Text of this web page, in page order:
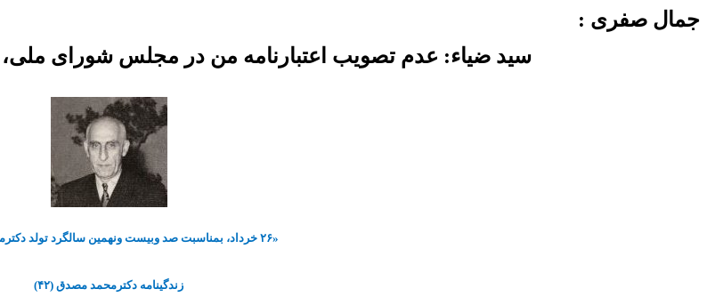
جمال صفری :
سید ضیاء: عدم تصویب اعتبارنامه من در مجلس شورای ملی،
«۲۶ خرداد، بمناسبت صد وبیست ونهمین سالگرد تولد
زندگینامه دکترمحمد مصدق (۴۲)